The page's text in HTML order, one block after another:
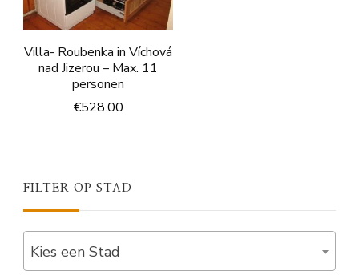
Villa- Roubenka in Víchová
nad Jizerou – Max. 11
personen
€528.00
FILTER OP STAD
Kies een Stad